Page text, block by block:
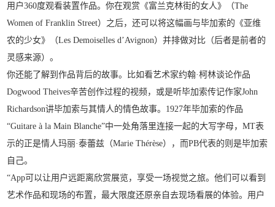
用户360度观看装置作品。你在观赏《富兰克林街的女人》（The
Women of Franklin Street）之后，还可以将这幅画与毕加索的《亚维
农的少女》（Les Demoiselles d’Avignon）并排做对比（后者是前者的
灵感来源）。
你还能了解到作品背后的故事。比如看艺术家约翰·柯林谈论作品
Dogwood Theives辛苦创作过程的视频，或是听毕加索传记作家John
Richardson讲毕加索与其情人的情色故事。1927年毕加索的作品
“Guitare à la Main Blanche”中一处角落里连接一起的大写字母，MT表
示的正是情人玛丽·泰蕾兹（Marie Thérèse），而PB代表的则是毕加索
自己。
“App可以让用户远距离欣赏展览，享受一场视觉之旅。他们可以看到
艺术作品和现场的布置，最大限度还原亲自去现场看展的体验。用户